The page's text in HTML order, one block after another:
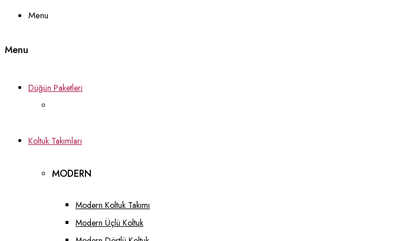
Menu
Menu
Düğün Paketleri
Koltuk Takımları
MODERN
Modern Koltuk Takımı
Modern Üçlü Koltuk